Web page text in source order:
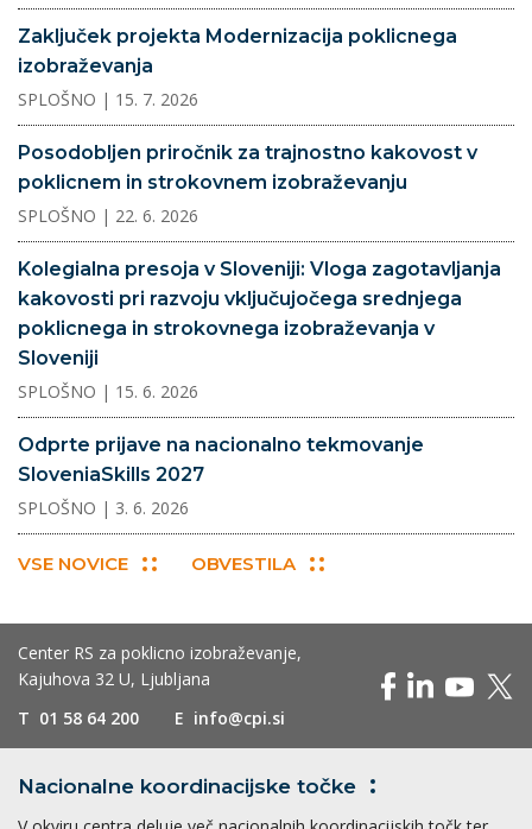
Zaključek projekta Modernizacija poklicnega
izobraževanja
SPLOŠNO | 15. 7. 2026
Posodobljen priročnik za trajnostno kakovost v
poklicnem in strokovnem izobraževanju
SPLOŠNO | 22. 6. 2026
Kolegialna presoja v Sloveniji: Vloga zagotavljanja
kakovosti pri razvoju vključujočega srednjega
poklicnega in strokovnega izobraževanja v
Sloveniji
SPLOŠNO | 15. 6. 2026
Odprte prijave na nacionalno tekmovanje
SloveniaSkills 2027
SPLOŠNO | 3. 6. 2026
VSE NOVICE OBVESTILA
Center RS za poklicno izobraževanje,
Kajuhova 32 U, Ljubljana
T 01 58 64 200 E info@cpi.si
Nacionalne koordinacijske točke